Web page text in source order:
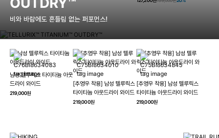
비와 바람에도 흔들림 없는 퍼포먼스!
남성 텔루릭스 타이타늄 아웃
드라이 와이드
219,000원
[추영우 착용] 남성 텔루릭스
타이타늄 아웃드라이 와이드
219,000원
[추영우 착용] 남성 텔루릭스
타이타늄 아웃드라이 와이드
219,000원
HIKING
컬럼비아와 함께 일상을 벗어나
하이킹, 트레킹 등 아웃도어 활동을 즐겨보세요.